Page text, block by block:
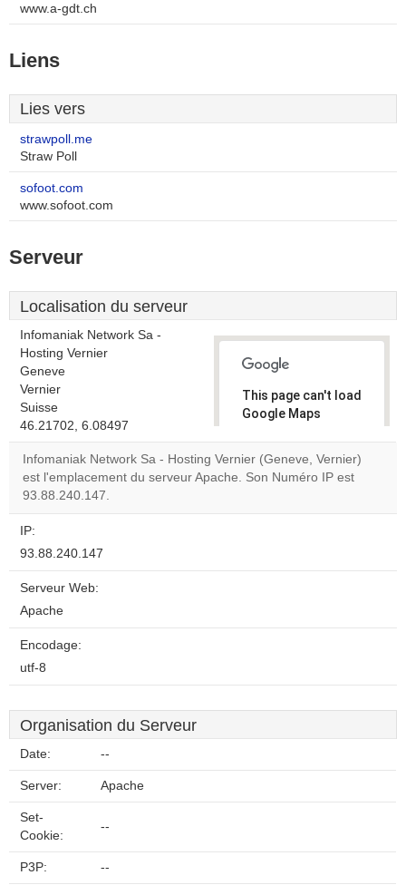
www.a-gdt.ch
Liens
Lies vers
strawpoll.me
Straw Poll
sofoot.com
www.sofoot.com
Serveur
Localisation du serveur
Infomaniak Network Sa -
Hosting Vernier
Geneve
Vernier
Suisse
46.21702, 6.08497
This page can't load
Google Maps
Do you
OK
Infomaniak Network Sa - Hosting Vernier (Geneve, Vernier)
est l'emplacement du serveur Apache. Son Numéro IP est
93.88.240.147.
IP:
93.88.240.147
Serveur Web:
Apache
Encodage:
utf-8
Organisation du Serveur
Date: --
Server: Apache
Set-
Cookie:
--
P3P: --